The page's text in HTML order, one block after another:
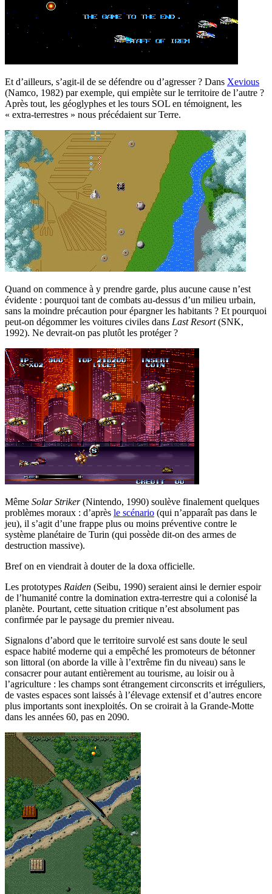
Et d’ailleurs, s’agit-il de se défendre ou d’agresser ? Dans Xevious
(Namco, 1982) par exemple, qui empiète sur le territoire de l’autre ?
Après tout, les géoglyphes et les tours SOL en témoignent, les
« extra-terrestres » nous précédaient sur Terre.
Quand on commence à y prendre garde, plus aucune cause n’est
évidente : pourquoi tant de combats au-dessus d’un milieu urbain,
sans la moindre précaution pour épargner les habitants ? Et pourquoi
peut-on dégommer les voitures civiles dans Last Resort(SNK,
1992). Ne devrait-on pas plutôt les protéger ?
Même Solar Striker(Nintendo, 1990) soulève finalement quelques
problèmes moraux : d’après le scénario (qui n’apparaît pas dans le
jeu), il s’agit d’une frappe plus ou moins préventive contre le
système planétaire de Turin (qui possède dit-on des armes de
destruction massive).
Bref on en viendrait à douter de la doxa officielle.
Les prototypes Raiden (Seibu, 1990) seraient ainsi le dernier espoir
de l’humanité contre la domination extra-terrestre qui a colonisé la
planète. Pourtant, cette situation critique n’est absolument pas
confirmée par le paysage du premier niveau.
Signalons d’abord que le territoire survolé est sans doute le seul
espace habité moderne qui a empêché les promoteurs de bétonner
son littoral (on aborde la ville à l’extrême fin du niveau) sans le
consacrer pour autant entièrement au tourisme, au loisir ou à
l’agriculture : les champs sont étrangement circonscrits et irréguliers,
de vastes espaces sont laissés à l’élevage extensif et d’autres encore
plus importants sont inexploités. On se croirait à la Grande-Motte
dans les années 60, pas en 2090.